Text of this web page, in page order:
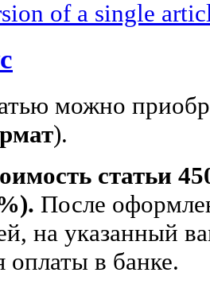
of a single
можно
).
статьи
После
на указанный
оплаты в банке.